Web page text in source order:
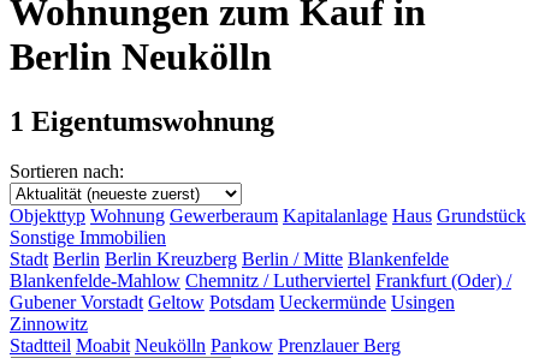
Wohnungen zum Kauf in
Berlin Neukölln
1 Eigentumswohnung
Sortieren nach:
Objekttyp Wohnung Gewerberaum Kapitalanlage Haus Grundstück
Sonstige Immobilien
Stadt Berlin Berlin Kreuzberg Berlin / Mitte Blankenfelde
Blankenfelde-Mahlow Chemnitz / Lutherviertel Frankfurt (Oder) /
Gubener Vorstadt Geltow Potsdam Ueckermünde Usingen
Zinnowitz
Stadtteil Moabit Neukölln Pankow Prenzlauer Berg